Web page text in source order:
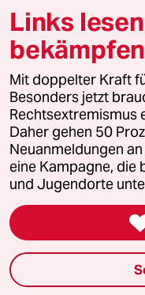
© 2026 taz Verlags und
Alle Rechte vorbehalten. Bei
wenden Sie sich bitte an
Feedback
Leitlinie Informant
Seitenwende
Links
bekämpfen
Mit doppelter Kraft
Besonders jetzt
Rechtsextremismus
Daher gehen 50
Neuanmeldungen
eine Kampagne, die
und Jugendorte